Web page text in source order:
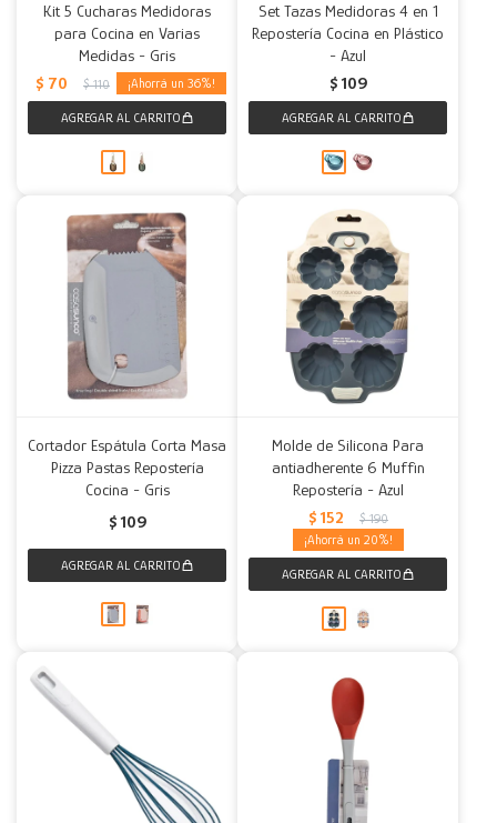
Kit 5 Cucharas Medidoras
para Cocina en Varias
Medidas - Gris
$ 70 $ 110 36
Set Tazas Medidoras 4 en 1
Repostería Cocina en Plástico
- Azul
$ 109
Cortador Espátula Corta Masa
Pizza Pastas Repostería
Cocina - Gris
$ 109
Molde de Silicona Para
antiadherente 6 Muffin
Repostería - Azul
$ 152 $ 190
20